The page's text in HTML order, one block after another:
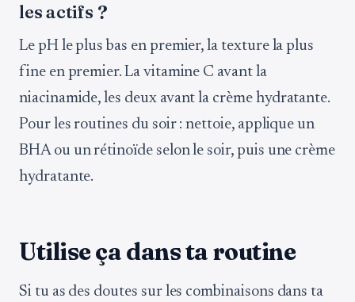
les actifs ?
Le pH le plus bas en premier, la texture la plus
fine en premier. La vitamine C avant la
niacinamide, les deux avant la crème hydratante.
Pour les routines du soir : nettoie, applique un
BHA ou un rétinoïde selon le soir, puis une crème
hydratante.
Utilise ça dans ta routine
Si tu as des doutes sur les combinaisons dans ta